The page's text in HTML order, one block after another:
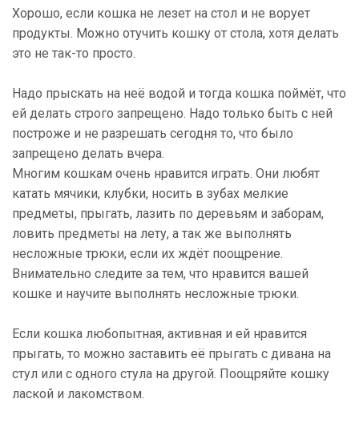
Хорошо, если кошка не лезет на стол и не ворует
продукты. Можно отучить кошку от стола, хотя делать
это не так-то просто.
Надо прыскать на неё водой и тогда кошка поймёт, что
ей делать строго запрещено. Надо только быть с ней
построже и не разрешать сегодня то, что было
запрещено делать вчера.
Многим кошкам очень нравится играть. Они любят
катать мячики, клубки, носить в зубах мелкие
предметы, прыгать, лазить по деревьям и заборам,
ловить предметы на лету, а так же выполнять
несложные трюки, если их ждёт поощрение.
Внимательно следите за тем, что нравится вашей
кошке и научите выполнять несложные трюки.
Если кошка любопытная, активная и ей нравится
прыгать, то можно заставить её прыгать с дивана на
стул или с одного стула на другой. Поощряйте кошку
лаской и лакомством.